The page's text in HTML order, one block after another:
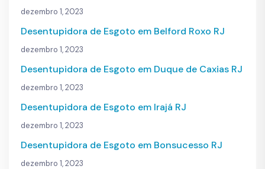
dezembro 1, 2023
Desentupidora de Esgoto em Belford Roxo RJ
dezembro 1, 2023
Desentupidora de Esgoto em Duque de Caxias RJ
dezembro 1, 2023
Desentupidora de Esgoto em Irajá RJ
dezembro 1, 2023
Desentupidora de Esgoto em Bonsucesso RJ
dezembro 1, 2023